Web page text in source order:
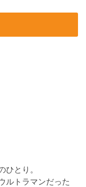
ひとり。
ルトラマンだった